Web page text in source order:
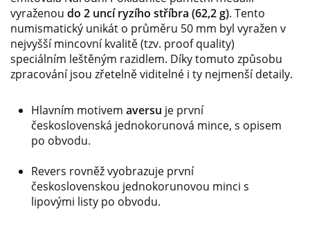
vyraženou do 2 uncí ryzího stříbra (62,2 g). Tento
numismatický unikát o průměru 50 mm byl vyražen v
nejvyšší mincovní kvalitě (tzv. proof quality)
speciálním leštěným razidlem. Díky tomuto způsobu
zpracování jsou zřetelně viditelné i ty nejmenší detaily.
Hlavním motivem aversu je první
československá jednokorunová mince, s opisem
po obvodu.
Revers rovněž vyobrazuje první
československou jednokorunovou minci s
lipovými listy po obvodu.